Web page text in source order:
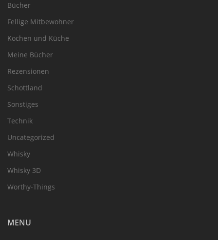
Bücher
Fellige Mitbewohner
Kochen und Küche
Meine Bücher
Rezensionen
Schottland
Sonstiges
Technik
Uncategorized
Whisky
Whisky 3D
Worthy-Things
MENU